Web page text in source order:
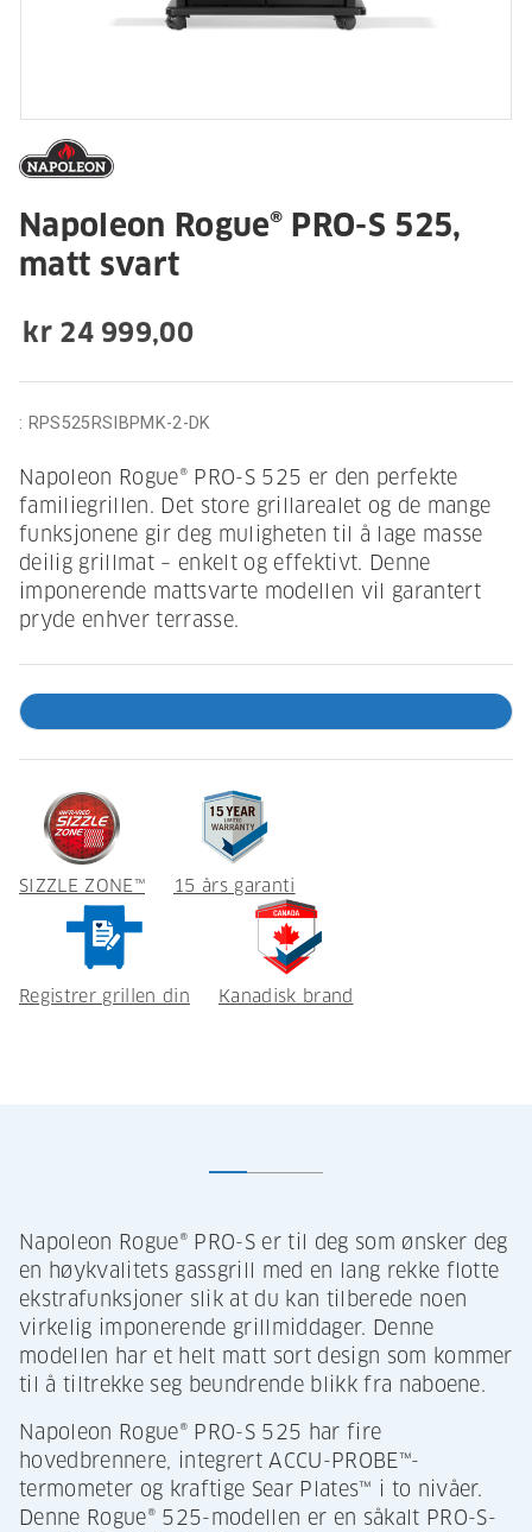
Napoleon Rogue® PRO-S 525,
matt svart
kr 24 999,00
: RPS525RSIBPMK-2-DK
Napoleon Rogue® PRO-S 525 er den perfekte
familiegrillen. Det store grillarealet og de mange
funksjonene gir deg muligheten til å lage masse
deilig grillmat – enkelt og effektivt. Denne
imponerende mattsvarte modellen vil garantert
pryde enhver terrasse.
SIZZLE ZONE™ 15 års garanti
Registrer grillen din Kanadisk brand
Napoleon Rogue® PRO-S er til deg som ønsker deg
en høykvalitets gassgrill med en lang rekke flotte
ekstrafunksjoner slik at du kan tilberede noen
virkelig imponerende grillmiddager. Denne
modellen har et helt matt sort design som kommer
til å tiltrekke seg beundrende blikk fra naboene.
Napoleon Rogue® PRO-S 525 har fire
hovedbrennere, integrert ACCU-PROBE™-
termometer og kraftige Sear Plates™ i to nivåer.
Denne Rogue® 525-modellen er en såkalt PRO-S-